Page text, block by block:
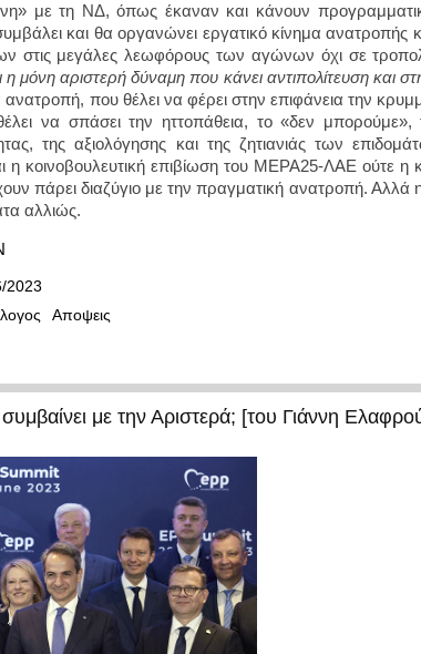
με τη ΝΔ, όπως έκαναν και κάνουν
και θα οργανώνει εργατικό κίνημα ανατροπής
στις μεγάλες λεωφόρους των αγώνων όχι σε
μόνη αριστερή δύναμη που κάνει αντιπολίτευση και
ανατροπή, που θέλει να φέρει στην επιφάνεια την
να σπάσει την ηττοπάθεια, το «δεν
της αξιολόγησης και της ζητιανιάς των
η κοινοβουλευτική επιβίωση του ΜΕΡΑ25-ΛΑΕ ούτε
πάρει διαζύγιο με την πραγματική ανατροπή. Αλλά
αλλιώς.
2023
Αποψεις
με την Αριστερά; [του Γιάννη